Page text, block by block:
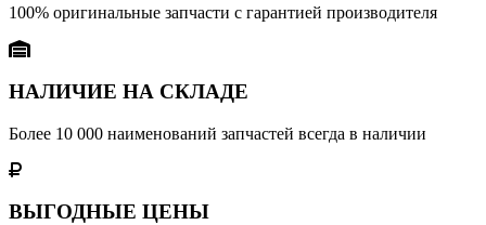
100% оригинальные запчасти с гарантией производителя
НАЛИЧИЕ НА СКЛАДЕ
Более 10 000 наименований запчастей всегда в наличии
ВЫГОДНЫЕ ЦЕНЫ